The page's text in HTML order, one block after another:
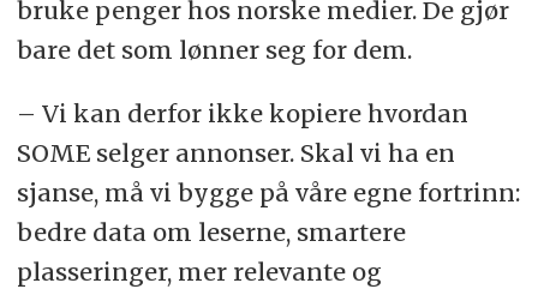
bruke penger hos norske medier. De gjør
bare det som lønner seg for dem.
– Vi kan derfor ikke kopiere hvordan
SOME selger annonser. Skal vi ha en
sjanse, må vi bygge på våre egne fortrinn:
bedre data om leserne, smartere
plasseringer, mer relevante og